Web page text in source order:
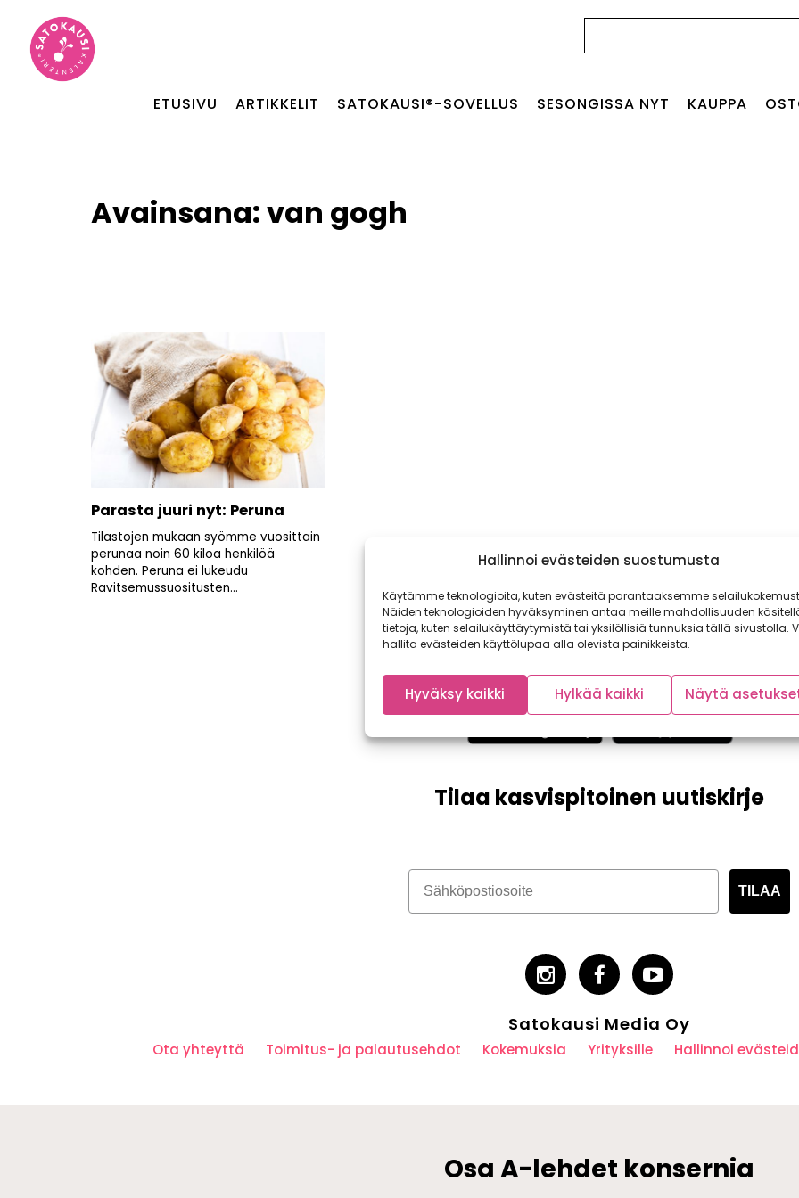
Hallinnoi evästeiden suostumusta
Käytämme teknologioita, kuten evästeitä parantaaksemme
Näiden teknologioiden hyväksyminen antaa meille mahdollisuuden
tietoja, kuten selailukäyttäytymistä tai yksilöllisiä tunnuksia tällä sivustolla.
hallita evästeiden käyttölupaa alla olevista painikkeista.
Hyväksy kaikki Hylkää kaikki Näytä
ETUSIVU ARTIKKELIT SATOKAUSI®-SOVELLUS SESONGISSA NYT KAUPPA
Avainsana:van gogh
Parasta juuri nyt: Peruna
Tilastojen mukaan syömme vuosittain
perunaa noin 60 kiloa henkilöä
kohden. Peruna ei lukeudu
Ravitsemussuositusten...
Tilaa kasvispitoinen uutiskirje
TILAA
Satokausi Media Oy
Ota yhteyttä Toimitus- ja palautusehdot Kokemuksia Yrityksille Hallinnoi
Osa A-lehdet konsernia